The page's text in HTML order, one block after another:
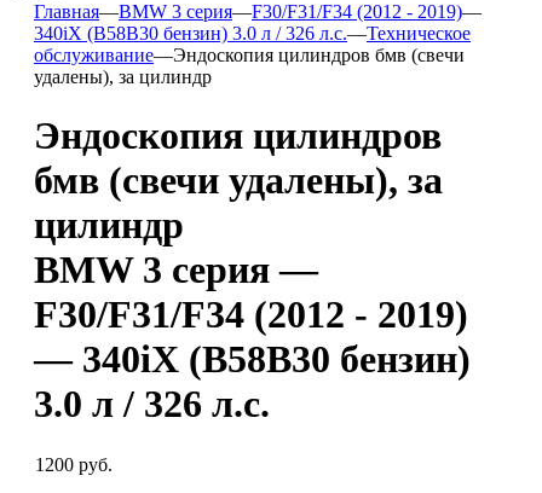
Главная—BMW 3 серия—F30/F31/F34 (2012 - 2019)—
340iX (B58B30 бензин) 3.0 л / 326 л.с.—Техническое
обслуживание—Эндоскопия цилиндров бмв (свечи
удалены), за цилиндр
Эндоскопия цилиндров
бмв (свечи удалены), за
цилиндр
BMW 3 серия —
F30/F31/F34 (2012 - 2019)
— 340iX (B58B30 бензин)
3.0 л / 326 л.с.
1200 руб.